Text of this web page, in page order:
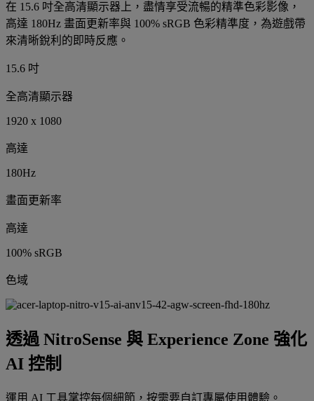
在 15.6 吋全高清顯示器上，盡情享受流暢的精準色彩影像，
高達 180Hz 畫面更新率與 100% sRGB 色彩精準度，為遊戲帶
來清晰銳利的即時反應。
15.6 吋
全高清顯示器
1920 x 1080
高達
180Hz
畫面更新率
高達
100% sRGB
色域
透過 NitroSense 與 Experience Zone 強化
AI 控制
運用 AI 工具掌控每個細節，按需要自訂專屬使用體驗。